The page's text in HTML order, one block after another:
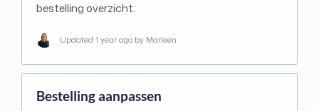
bestelling overzicht.
Updated 1 year ago by Marleen
Bestelling aanpassen